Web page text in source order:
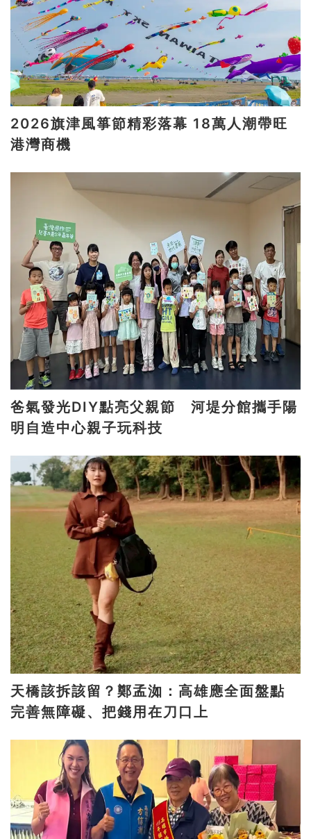
2026旗津風箏節精彩落幕 18萬人潮帶旺
港灣商機
爸氣發光DIY點亮父親節 河堤分館攜手陽
明自造中心親子玩科技
天橋該拆該留？鄭孟洳：高雄應全面盤點
完善無障礙、把錢用在刀口上